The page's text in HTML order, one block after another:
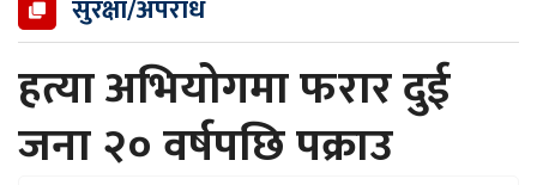
सुरक्षा/अपराध
हत्या अभियोगमा फरार दुई
जना २० वर्षपछि पक्राउ